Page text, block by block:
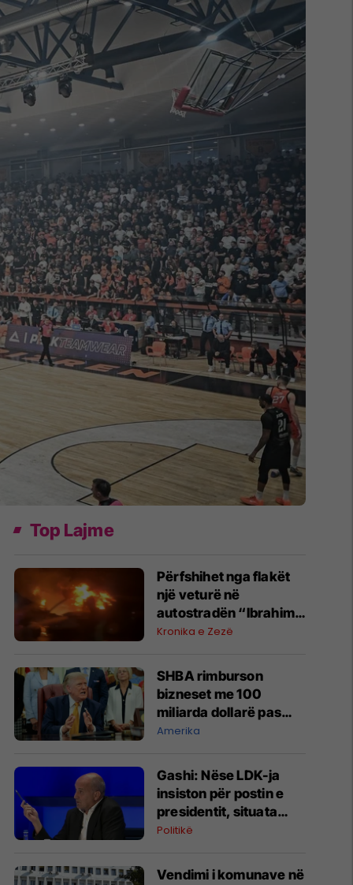
Top Lajme
Përfshihet nga flakët
një veturë në
autostradën “Ibrahim
Rugova”
Kronika e Zezë
SHBA rimburson
bizneset me 100
miliarda dollarë pas
anulimit të tarifave të
Amerika
Gashi: Nëse LDK-ja
insiston për postin e
presidentit, situata
komplikohet - pres që
Politikë
Vendimi i komunave në